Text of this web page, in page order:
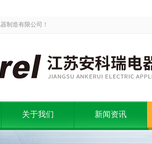
制造有限公司！
关于我们 新闻资讯